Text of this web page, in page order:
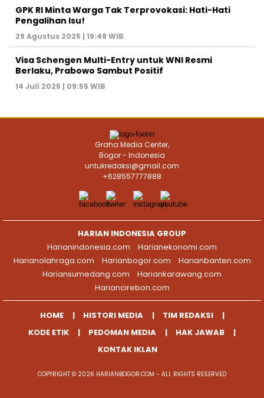
GPK RI Minta Warga Tak Terprovokasi: Hati-Hati
Pengalihan Isu!
29 Agustus 2025 | 19:48 WIB
Visa Schengen Multi-Entry untuk WNI Resmi
Berlaku, Prabowo Sambut Positif
14 Juli 2025 | 09:55 WIB
Graha Media Center,
Bogor - Indonesia
untukredaksi@gmail.com
+628557777888
HARIAN INDONESIA GROUP
Harianindonesia.com
Harianekonomi.com
Harianolahraga.com
Harianbogor.com
Harianbanten.com
Hariansumedang.com
Hariankarawang.com
Hariancirebon.com
HOME HISTORI MEDIA
TIM REDAKSI
KODE ETIK
PEDOMAN MEDIA
HAK JAWAB
KONTAK IKLAN
COPYRIGHT © 2026 HARIANBOGOR.COM - ALL RIGHTS RESERVED